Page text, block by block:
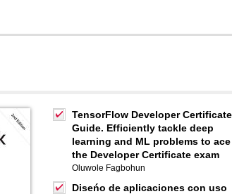
TensorFlow Developer Certificate
Guide. Efficiently tackle deep
learning and ML problems to ace
the Developer Certificate exam
Oluwole Fagbohun
Diseńo de aplicaciones con uso